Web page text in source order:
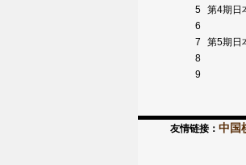
5 第4期日
6
7
第5期日
8
9
友情链接： 中国